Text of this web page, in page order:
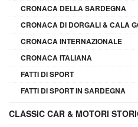
CRONACA DELLA SARDEGNA
CRONACA DI DORGALI & CALA
CRONACA INTERNAZIONALE
CRONACA ITALIANA
FATTI DI SPORT
FATTI DI SPORT IN SARDEGNA
CLASSIC CAR & MOTORI